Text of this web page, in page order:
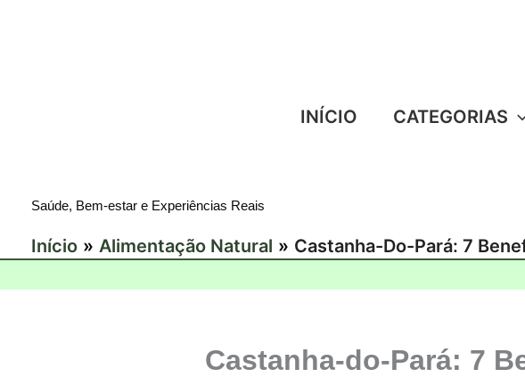
Saúde, Bem-estar e Experiências Reais
INÍCIO CATEGORIAS
Início Alimentação Natural Castanha-Do-Pará: 7
Castanha-do-Pará: 7